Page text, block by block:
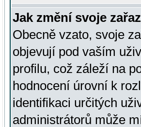
Jak změní svoje
Obecně vzato, svoje
objevují pod vaším
profilu, což záleží na
hodnocení úrovní k
identifikaci určitých
administrátorů může